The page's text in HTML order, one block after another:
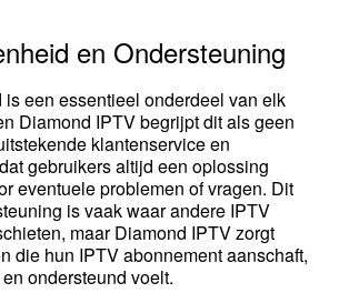
en Ondersteuning
een essentieel onderdeel van elk
Diamond IPTV begrijpt dit als geen
klantenservice en
gebruikers altijd een oplossing
eventuele problemen of vragen. Dit
is vaak waar andere IPTV
maar Diamond IPTV zorgt
die hun IPTV abonnement aanschaft,
ondersteund voelt.